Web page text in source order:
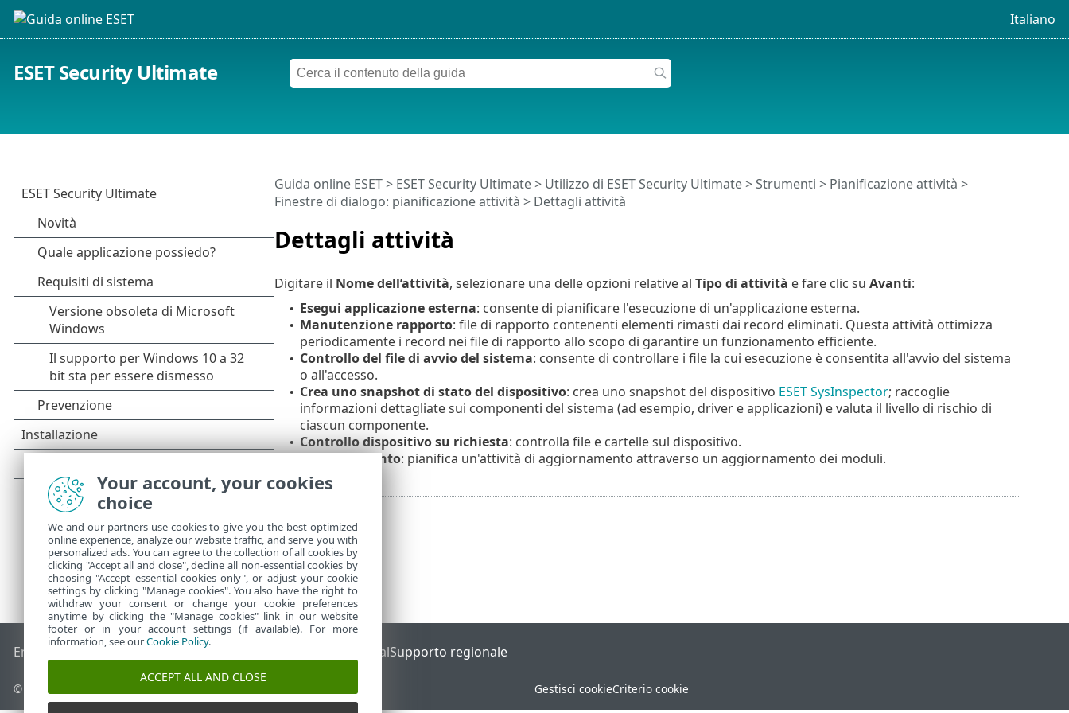
Italiano
ESET Security Ultimate
Dettagli attività
Guida online ESET> ESET Security Ultimate> Utilizzo di ESET Security Ultimate>Strumenti > Pianificazione attività >
Finestre di dialogo: pianificazione attività > Dettagli attività
Digitare il Nome dell’attività, selezionare una delle opzioni relative al Tipo di attività e fare clic su Avanti:
• Esegui applicazione esterna: consente di pianificare l'esecuzione di un'applicazione esterna.
• Manutenzione rapporto: file di rapporto contenenti elementi rimasti dai record eliminati. Questa attività ottimizza
periodicamente i record nei file di rapporto allo scopo di garantire un funzionamento efficiente.
• Controllo del file di avvio del sistema: consente di controllare i file la cui esecuzione è consentita all'avvio del sistema
o all'accesso.
• Crea uno snapshot di stato del dispositivo: crea uno snapshot del dispositivo ESET SysInspector; raccoglie
informazioni dettagliate sui componenti del sistema (ad esempio, driver e applicazioni) e valuta il livello di rischio di
ciascun componente.
• Controllo dispositivo su richiesta: controlla file e cartelle sul dispositivo.
Aggiornamento: pianifica un'attività di aggiornamento attraverso un aggiornamento dei moduli.
End of Life ESET Knowledge Base ESET Status PortalSupporto regionale
© 1992 - 2026 ESET, spol. s r.o. - Tutti i diritti riservati. Gestisci cookieCriterio cookie
Your account, your cookies
choice
We and our partners use cookies to give you the best optimized
online experience, analyze our website traffic, and serve you with
personalized ads. You can agree to the collection of all cookies by
clicking "Accept all and close", decline all non-essential cookies by
choosing "Accept essential cookies only", or adjust your cookie
settings by clicking "Manage cookies". You also have the right to
withdraw your consent or change your cookie preferences
anytime by clicking the "Manage cookies" link in our website
footer or in your account settings (if available). For more
information, see ourCookie Policy.
ACCEPT ALL AND CLOSE